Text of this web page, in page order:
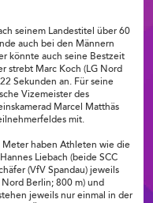
seinem Landestitel über 60
auch bei den Männern
könnte auch seine Bestzeit
strebt Marc Koch (LG Nord
Sekunden an. Für seine
Vizemeister des
Marcel Matthäs
mit.
Meter haben Athleten wie die
Liebach (beide SCC
(VfV Spandau) jeweils
Berlin; 800 m) und
jeweils nur einmal in der